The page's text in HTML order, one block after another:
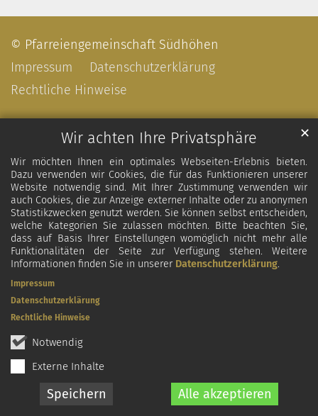
Wir achten Ihre Privatsphäre
Wir möchten Ihnen ein optimales Webseiten-Erlebnis bieten.
Dazu verwenden wir Cookies, die für das Funktionieren unserer
Website notwendig sind. Mit Ihrer Zustimmung verwenden wir
auch Cookies, die zur Anzeige externer Inhalte oder zu anonymen
Statistikzwecken genutzt werden. Sie können selbst entscheiden,
welche Kategorien Sie zulassen möchten. Bitte beachten Sie,
dass auf Basis Ihrer Einstellungen womöglich nicht mehr alle
Funktionalitäten der Seite zur Verfügung stehen. Weitere
Informationen finden Sie in unserer Datenschutzerklärung.
Notwendig
Externe Inhalte
Speichern Alle akzeptieren
✕
Impressum
Datenschutzerklärung
Rechtliche Hinweise
© Pfarreiengemeinschaft Südhöhen
Impressum
Datenschutzerklärung
Rechtliche Hinweise